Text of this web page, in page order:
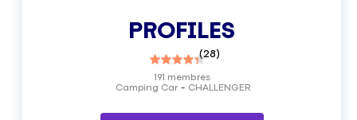
PROFILES
(28)
Camping Car CHALLENGER
191 membres